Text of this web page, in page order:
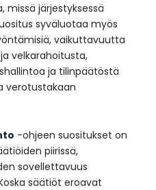
missä järjestyksessä
syväluotaa myös
vaikuttavuutta
velkarahoitusta,
ja tilinpäätöstä
verotustakaan
-ohjeen suositukset on
piirissä,
sovellettavuus
säätiöt eroavat